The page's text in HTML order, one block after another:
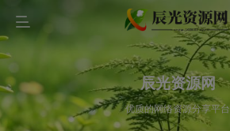
辰光资源网
优质的网络资源分享平台